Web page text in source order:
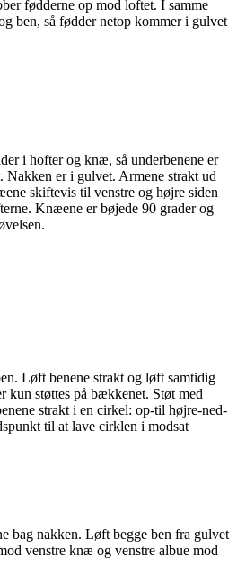
fødderne op mod loftet. I samme
ben, så fødder netop kommer i gulvet
i hofter og knæ, så underbenene er
Nakken er i gulvet. Armene strakt ud
skiftevis til venstre og højre siden
Knæene er bøjede 90 grader og
Løft benene strakt og løft samtidig
kun støttes på bækkenet. Støt med
strakt i en cirkel: op-til højre-ned-
til at lave cirklen i modsat
bag nakken. Løft begge ben fra gulvet
venstre knæ og venstre albue mod